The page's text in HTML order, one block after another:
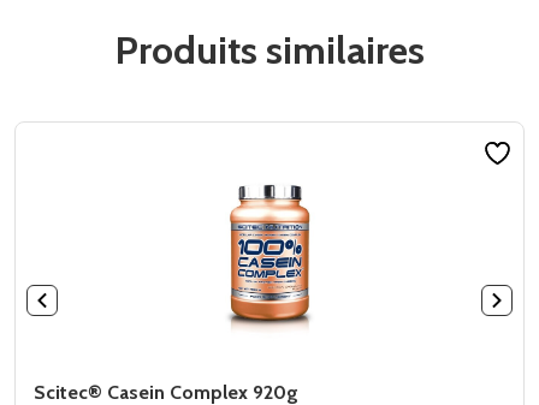
Produits similaires
Scitec® Casein Complex 920g